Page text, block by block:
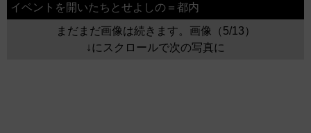
イベントを開いたちとせよしの＝都内
まだまだ画像は続きます。画像（5/13）
↓にスクロールで次の写真に